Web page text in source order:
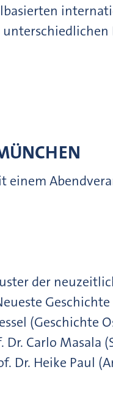
einem
der
(Geschichte
Carlo Masala
Dr. Heike Paul